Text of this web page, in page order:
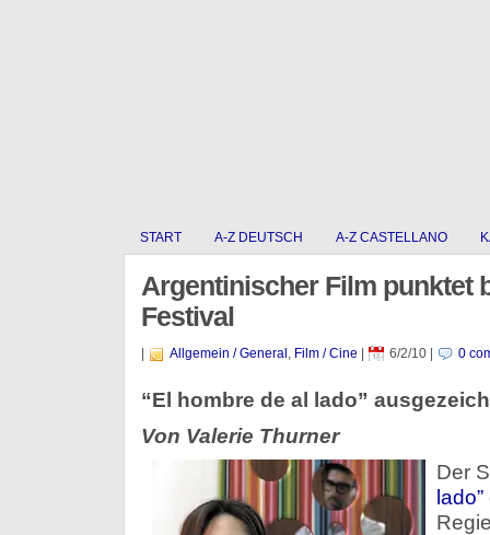
START A-Z DEUTSCH A-Z CASTELLANO
Argentinischer Film punktet
Festival
Allgemein / General , Film / Cine 6/2/10| 0
“El hombre de al lado”
Von Valerie Thurner
Der
lado”